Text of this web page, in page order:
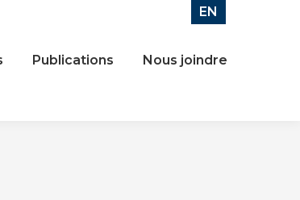
Publications Nous joindre
EN